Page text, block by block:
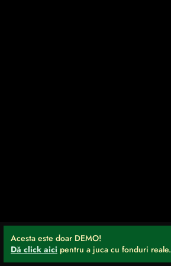
Acesta este doar DEMO!
Dă click aici pentru a juca cu fonduri reale.